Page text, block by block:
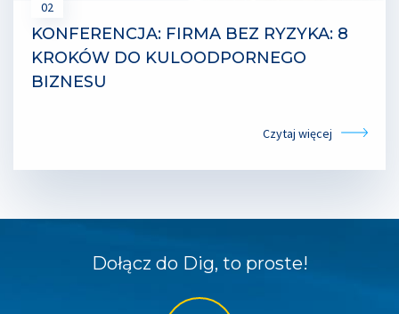
02
KONFERENCJA: FIRMA BEZ RYZYKA: 8
KROKÓW DO KULOODPORNEGO
BIZNESU
Czytaj więcej
Dołącz do Dig, to proste!